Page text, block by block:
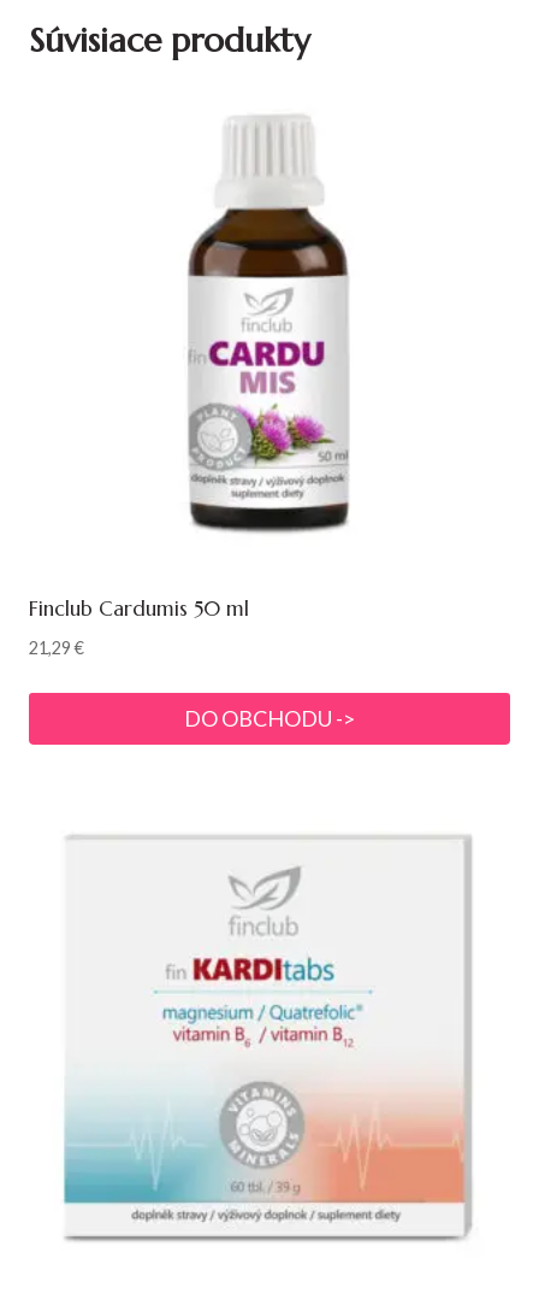
Súvisiace produkty
Finclub Cardumis 50 ml
21,29€
DO OBCHODU ->